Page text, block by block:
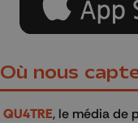
Où nous
QU4TRE, le média de